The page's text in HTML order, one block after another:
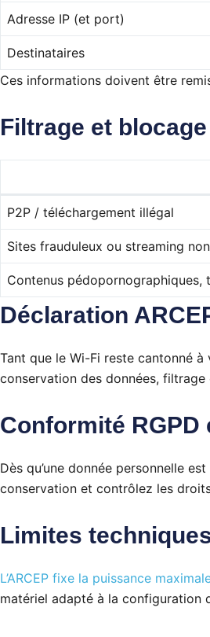
Adresse IP (et port)
Destinataires
Ces informations doivent être
Filtrage et
P2P / téléchargement illégal
Sites frauduleux ou streaming
Contenus pédopornographiques,
Déclaration
Tant que le Wi-Fi reste cantonné
conservation des données, filtrage
Conformité
Dès qu’une donnée personnelle
conservation et contrôlez les
Limites
L’ARCEP fixe la puissance
matériel adapté à la configuration